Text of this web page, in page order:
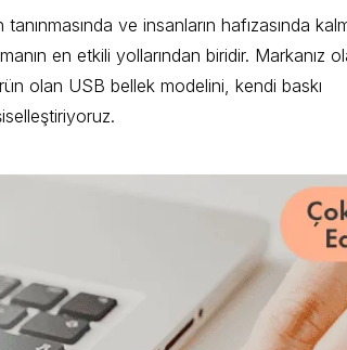
ve insanların hafızasında
en etkili yollarından biridir. Markanız
olan USB bellek modelini, kendi baskı